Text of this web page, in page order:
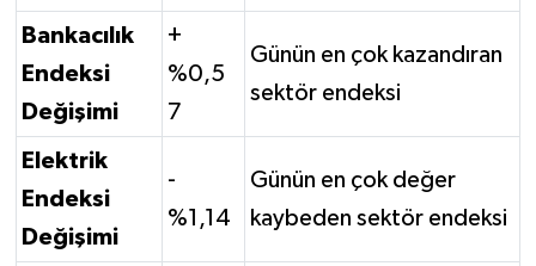
Bankacılık
Endeksi
Değişimi
+
%0,5
7
Günün en çok kazandıran
sektör endeksi
Elektrik
Endeksi
Değişimi
-
%1,14
Günün en çok değer
kaybeden sektör endeksi